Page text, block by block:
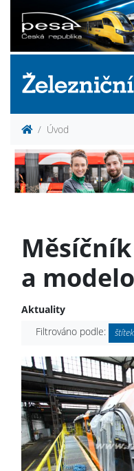
Úvod
a
Aktuality
Filtrováno podle:
štítek